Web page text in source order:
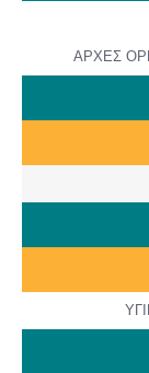
ΑΡΧΕΣ